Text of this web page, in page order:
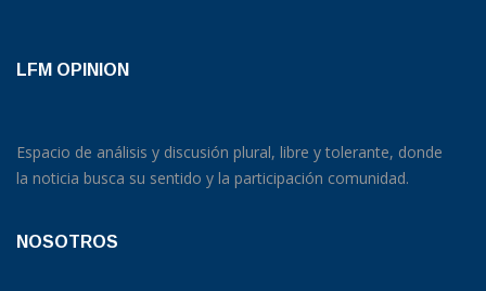
LFM OPINION
Espacio de análisis y discusión plural, libre y tolerante, donde
la noticia busca su sentido y la participación comunidad.
NOSOTROS